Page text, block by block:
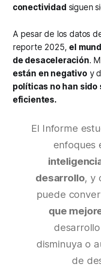
conectividad siguen
A pesar de los datos
reporte 2025, el
de desaceleración.
están en negativo y
políticas no han
eficientes.
El Informe
enfoques
desarrollo, y
puede
que
disminuya o
de